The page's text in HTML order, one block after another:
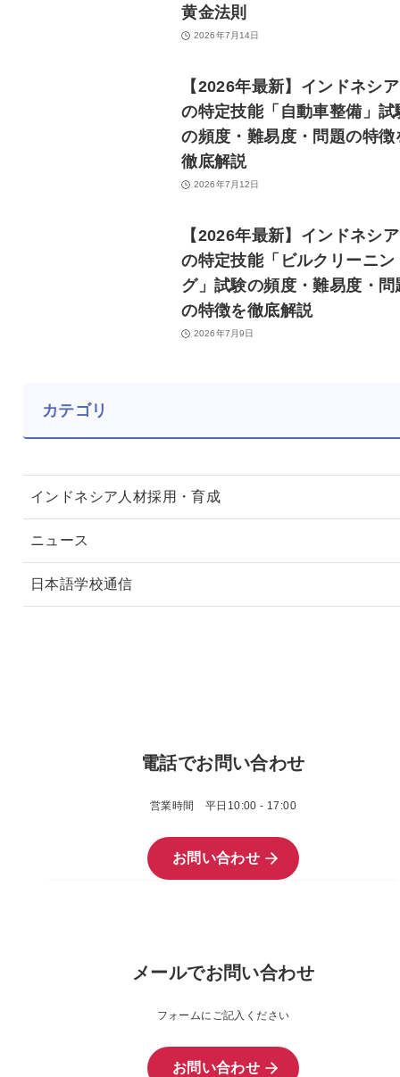
黄金法則
2026年7月14日
【2026年最新】インドネシ
の特定技能「自動車整備」試
の頻度・難易度・問題の特徴
徹底解説
2026年7月12日
【2026年最新】インドネシ
の特定技能「ビルクリーニン
グ」試験の頻度・難易度・問
の特徴を徹底解説
2026年7月9日
カテゴリ
インドネシア人材採用・育成
ニュース
日本語学校通信
電話でお問い合わせ
営業時間 平日10:00 - 17:00
お問い合わせ
メールでお問い合わせ
フォームにご記入ください
お問い合わせ